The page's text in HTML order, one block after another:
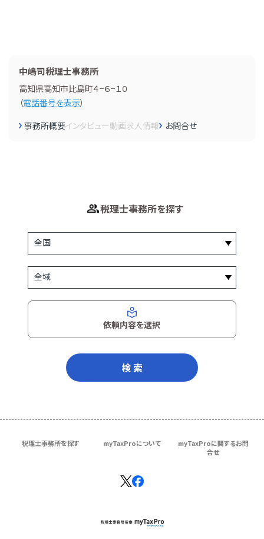
中嶋司税理士事務所
高知県高知市比島町４−６−１０
（電話番号を表示）
事務所概要インタビュー動画求人情報 お問合せ
税理士事務所を探す
依頼内容を選択
検 索
税理士事務所を探す myTaxProについて
myTaxProに関するお問
合せ